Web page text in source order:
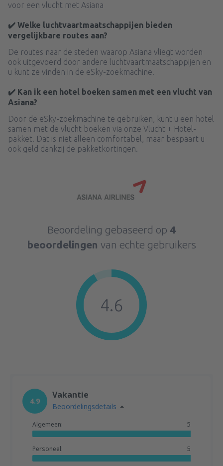
voor een vlucht met Asiana
✔️ Welke luchtvaartmaatschappijen bieden
vergelijkbare routes aan?
De routes naar de steden waarop Asiana vliegt worden
ook uitgevoerd door andere luchtvaartmaatschappijen en
u kunt ze vinden in de eSky-zoekmachine.
✔️ Kan ik een hotel boeken samen met een vlucht van
Asiana?
Door de eSky-zoekmachine te gebruiken, kunt u een hotel
samen met de vlucht boeken via onze Vlucht + Hotel-
pakket. Dat is niet alleen comfortabel, maar bespaart u
ook geld dankzij de pakketkortingen.
Beoordeling gebaseerd op 4
beoordelingen van echte gebruikers
4.6
4.9
Vakantie
Beoordelingsdetails
Algemeen: 5
Personeel: 5